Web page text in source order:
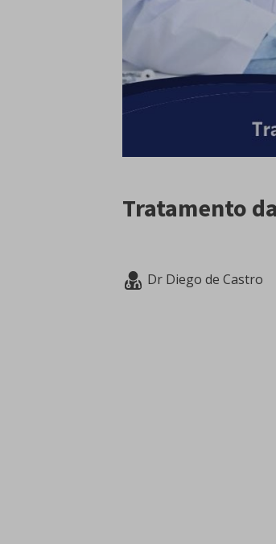
Tratamento
Dr Diego de Castro